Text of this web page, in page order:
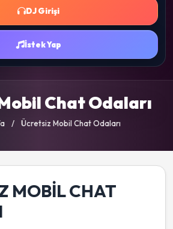
DJ Girişi
İstek Yap
Chat Odaları
/ Ücretsiz Mobil Chat Odaları
MOBIL CHAT